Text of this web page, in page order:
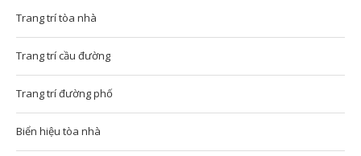
Trang trí tòa nhà
Trang trí cầu đường
Trang trí đường phố
Biển hiệu tòa nhà